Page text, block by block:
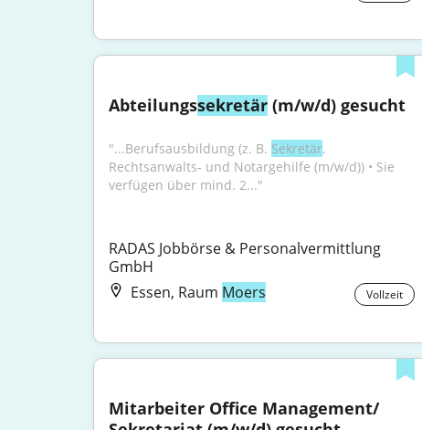
Abteilungssekretär (m/w/d) gesucht
"...Berufsausbildung (z. B. Sekretär,
Rechtsanwalts- und Notargehilfe (m/w/d)) • Sie
verfügen über mind. 2..."
RADAS Jobbörse & Personalvermittlung
GmbH
Essen, Raum Moers Vollzeit
Mitarbeiter Office Management/